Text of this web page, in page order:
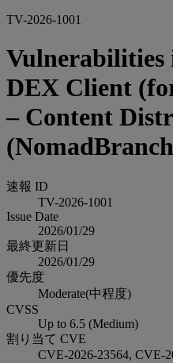
TV-2026-1001
Vulnerabilities
DEX Client
– Content
速報 ID
TV-2026-1001
Issue Date
2026/01/29
最終更新日
2026/01/29
優先度
Moderate(中程度)
CVSS
Up to 6.5 (Medium)
割り当て CVE
CVE-2026-23564, CVE-